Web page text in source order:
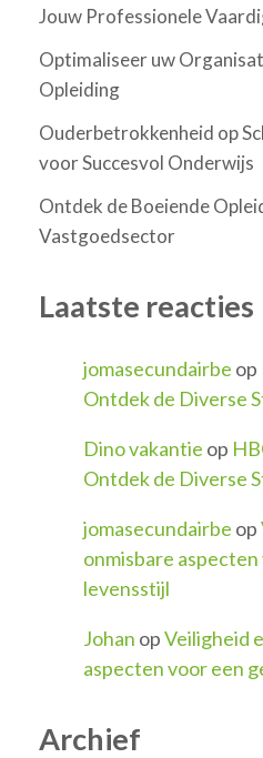
Jouw Professionele
Optimaliseer uw
Opleiding
Ouderbetrokkenheid op
voor Succesvol Onderwijs
Ontdek de Boeiende
Vastgoedsector
Laatste reacties
jomasecundairbe op
Ontdek de Diverse
Dino vakantie op
Ontdek de Diverse
jomasecundairbe op
onmisbare
levensstijl
Johan opVeiligheid
aspecten voor een
Archief